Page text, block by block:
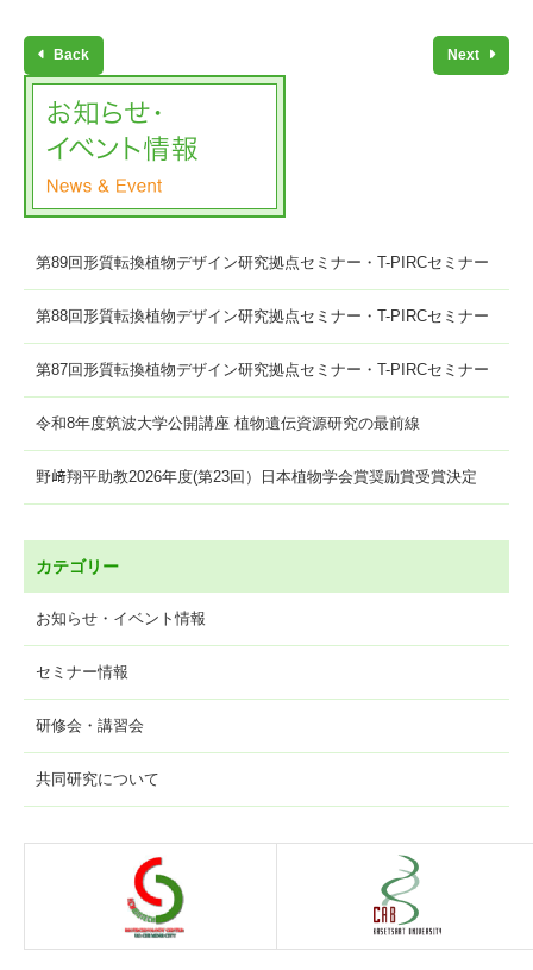
Back Next
第89回形質転換植物デザイン研究拠点セミナー・T-PIRCセミナー
第88回形質転換植物デザイン研究拠点セミナー・T-PIRCセミナー
第87回形質転換植物デザイン研究拠点セミナー・T-PIRCセミナー
令和8年度筑波大学公開講座 植物遺伝資源研究の最前線
野﨑翔平助教2026年度(第23回）日本植物学会賞奨励賞受賞決定
カテゴリー
お知らせ・イベント情報
セミナー情報
研修会・講習会
共同研究について